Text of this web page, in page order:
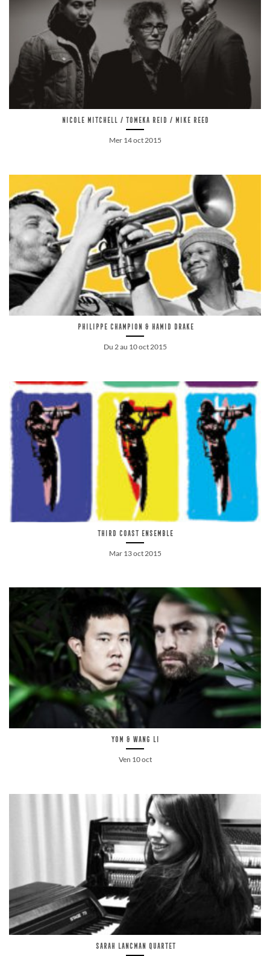
Nicole Mitchell / Tomeka Reid / Mike Reed
Mer 14 oct 2015
Philippe Champion & Hamid Drake
Du 2 au 10 oct 2015
Third Coast Ensemble
Mar 13 oct 2015
Yom & Wang Li
Ven 10 oct
Sarah Lancman quartet